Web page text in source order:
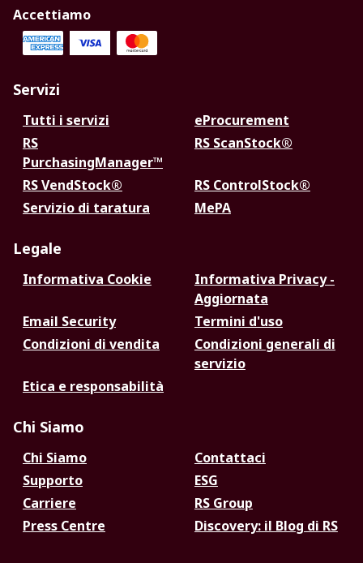
Accettiamo
Servizi
Tutti i servizi
eProcurement
RS
PurchasingManager™
RS ScanStock®
RS VendStock®
RS ControlStock®
Servizio di taratura
MePA
Legale
Informativa Cookie
Informativa Privacy -
Aggiornata
Email Security
Termini d'uso
Condizioni di vendita
Condizioni generali di
servizio
Etica e responsabilità
Chi Siamo
Chi Siamo
Contattaci
Supporto
ESG
Carriere
RS Group
Press Centre
Discovery: il Blog di RS